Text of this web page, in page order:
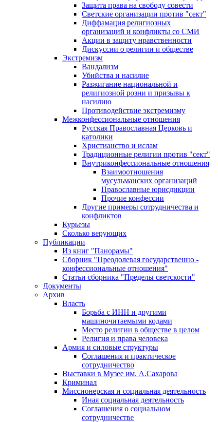
Защита права на свободу совести
Светские организации против "сект"
Диффамация религиозных
организаций и конфликты со СМИ
Акции в защиту нравственности
Дискуссии о религии и обществе
Экстремизм
Вандализм
Убийства и насилие
Разжигание национальной и
религиозной розни и призывы к
насилию
Противодействие экстремизму
Межконфессиональные отношения
Русская Православная Церковь и
католики
Христианство и ислам
Традиционные религии против "сект"
Внутриконфессиональные отношения
Взаимоотношения
мусульманских организаций
Православные юрисдикции
Прочие конфессии
Другие примеры сотрудничества и
конфликтов
Курьезы
Сколько верующих
Публикации
Из книг "Панорамы"
Сборник "Преодолевая государственно -
конфессиональные отношения"
Статьи сборника "Пределы светскости"
Документы
Архив
Власть
Борьба с ИНН и другими
машиночитаемыми кодами
Место религии в обществе в целом
Религия и права человека
Армия и силовые структуры
Соглашения и практическое
сотрудничество
Выставки в Музее им. А.Сахарова
Криминал
Миссионерская и социальная деятельность
Иная социальная деятельность
Соглашения о социальном
сотрудничестве